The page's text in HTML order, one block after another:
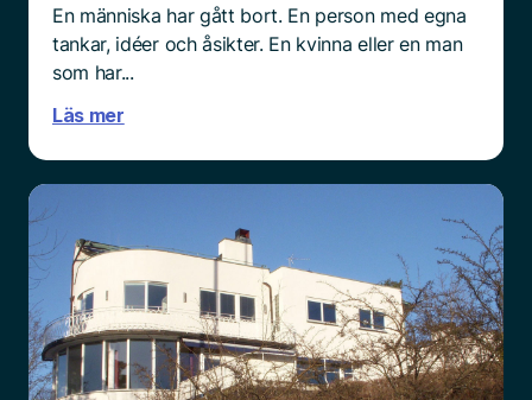
En människa har gått bort. En person med egna
tankar, idéer och åsikter. En kvinna eller en man
som har...
Läs mer